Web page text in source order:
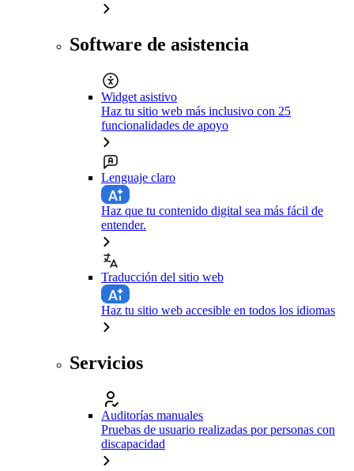
Software de asistencia
Widget asistivo
Haz tu sitio web más inclusivo con 25
funcionalidades de apoyo
Lenguaje claro
Haz que tu contenido digital sea más fácil de
entender.
Traducción del sitio web
Haz tu sitio web accesible en todos los idiomas
Servicios
Auditorías manuales
Pruebas de usuario realizadas por personas con
discapacidad